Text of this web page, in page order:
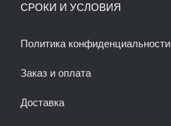
СРОКИ И УСЛОВИЯ
Политика конфиденциальности
Заказ и оплата
Доставка